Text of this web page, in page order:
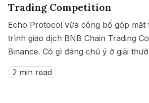
Trading Competition
Echo Protocol vừa công bố góp mặt
trình giao dịch BNB Chain Trading
Binance. Có gì đáng chú ý ở giải
này?
2 min read